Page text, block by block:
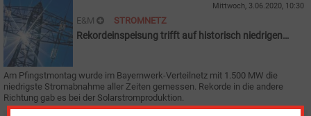
Mittwoch, 3.06.2020, 10:30
E&M STROMNETZ
Rekordeinspeisung trifft auf historisch niedrigen
Am Pfingstmontag wurde im Bayernwerk-Verteilnetz mit 1.500 MW die
niedrigste Stromabnahme aller Zeiten gemessen. Rekorde in die andere
Richtung gab es bei der Solarstromproduktion.